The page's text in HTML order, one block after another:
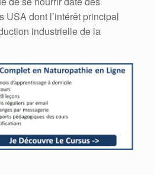
USA dont l’intérêt principal
industrielle de la